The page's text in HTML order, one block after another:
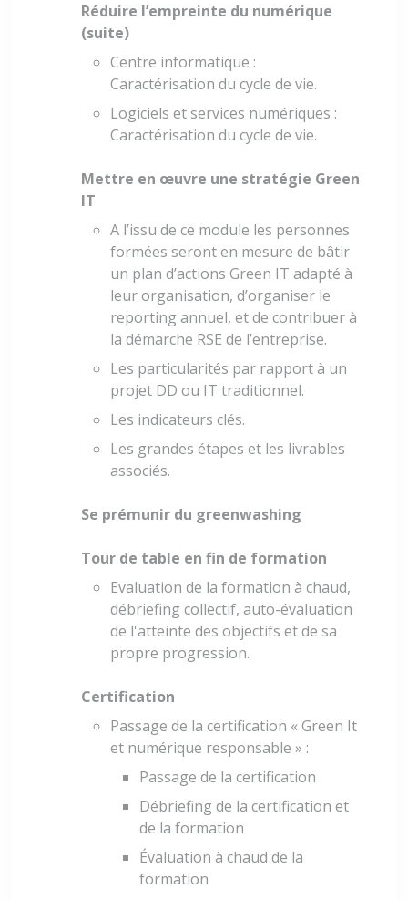
Réduire l’empreinte du numérique
(suite)
Centre informatique :
Caractérisation du cycle de vie.
Logiciels et services numériques :
Caractérisation du cycle de vie.
Mettre en œuvre une stratégie Green
IT
A l’issu de ce module les personnes
formées seront en mesure de bâtir
un plan d’actions Green IT adapté à
leur organisation, d’organiser le
reporting annuel, et de contribuer à
la démarche RSE de l’entreprise.
Les particularités par rapport à un
projet DD ou IT traditionnel.
Les indicateurs clés.
Les grandes étapes et les livrables
associés.
Se prémunir du greenwashing
Tour de table en fin de formation
Evaluation de la formation à chaud,
débriefing collectif, auto-évaluation
de l'atteinte des objectifs et de sa
propre progression.
Certification
Passage de la certification « Green It
et numérique responsable » :
Passage de la certification
Débriefing de la certification et
de la formation
Évaluation à chaud de la
formation